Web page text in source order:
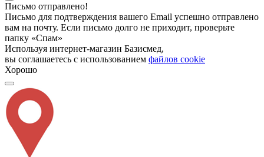
Письмо отправлено!
Письмо для подтверждения вашего Email успешно отправлено
вам на почту. Если письмо долго не приходит, проверьте
папку «Спам»
Используя интернет-магазин Базисмед,
вы соглашаетесь с использованием файлов cookie
Хорошо